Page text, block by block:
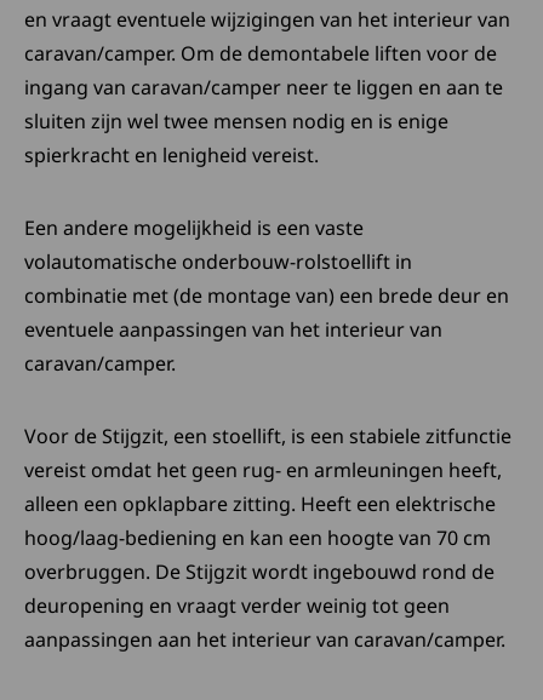
en vraagt eventuele wijzigingen van het interieur van
caravan/camper. Om de demontabele liften voor de
ingang van caravan/camper neer te liggen en aan te
sluiten zijn wel twee mensen nodig en is enige
spierkracht en lenigheid vereist.
Een andere mogelijkheid is een vaste
volautomatische onderbouw-rolstoellift in
combinatie met (de montage van) een brede deur en
eventuele aanpassingen van het interieur van
caravan/camper.
Voor de Stijgzit, een stoellift, is een stabiele zitfunctie
vereist omdat het geen rug- en armleuningen heeft,
alleen een opklapbare zitting. Heeft een elektrische
hoog/laag-bediening en kan een hoogte van 70 cm
overbruggen. De Stijgzit wordt ingebouwd rond de
deuropening en vraagt verder weinig tot geen
aanpassingen aan het interieur van caravan/camper.